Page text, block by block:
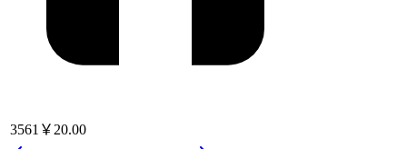
3561 ￥20.00